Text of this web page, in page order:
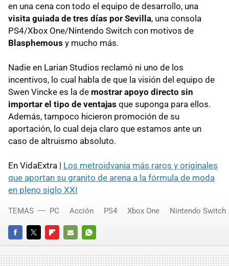
en una cena con todo el equipo de desarrollo, una
visita guiada de tres días por Sevilla, una consola
PS4/Xbox One/Nintendo Switch con motivos de
Blasphemous y mucho más.
Nadie en Larian Studios reclamó ni uno de los
incentivos, lo cual habla de que la visión del equipo de
Swen Vincke es la de mostrar apoyo directo sin
importar el tipo de ventajas que suponga para ellos.
Además, tampoco hicieron promoción de su
aportación, lo cual deja claro que estamos ante un
caso de altruismo absoluto.
En VidaExtra | Los metroidvania más raros y originales
que aportan su granito de arena a la fórmula de moda
en pleno siglo XXI
FACEBOOKTWITTERFLIPBOARD
E-
MAIL
WHATSAPP
TEMAS PC Acción PS4 Xbox One Nintendo Switch